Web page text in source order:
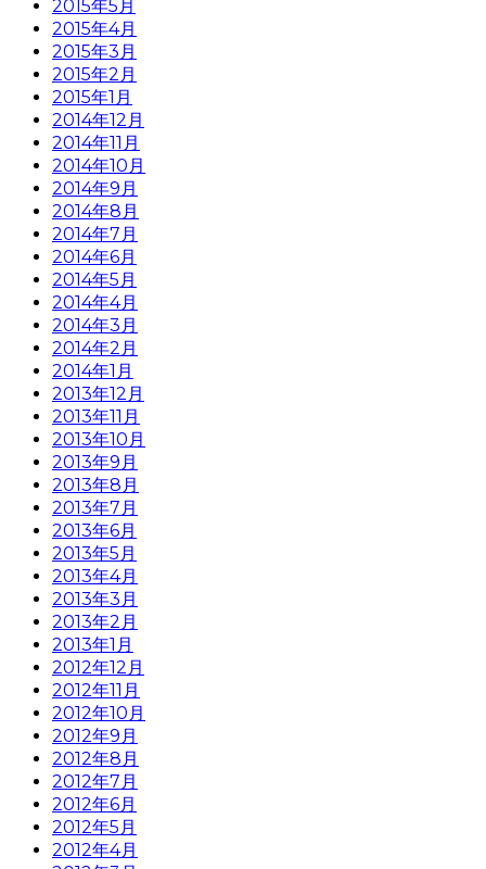
2015年5月
2015年4月
2015年3月
2015年2月
2015年1月
2014年12月
2014年11月
2014年10月
2014年9月
2014年8月
2014年7月
2014年6月
2014年5月
2014年4月
2014年3月
2014年2月
2014年1月
2013年12月
2013年11月
2013年10月
2013年9月
2013年8月
2013年7月
2013年6月
2013年5月
2013年4月
2013年3月
2013年2月
2013年1月
2012年12月
2012年11月
2012年10月
2012年9月
2012年8月
2012年7月
2012年6月
2012年5月
2012年4月